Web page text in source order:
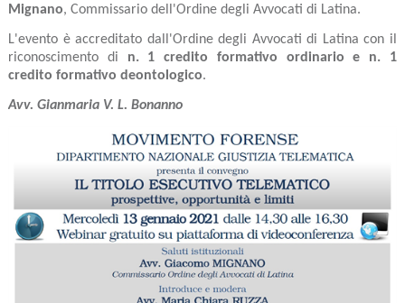
Mignano, Commissario dell'Ordine degli Avvocati di Latina.
L'evento è accreditato dall'Ordine degli Avvocati di Latina con il
riconoscimento di n. 1 credito formativo ordinario e n. 1
credito formativo deontologico.
Avv. Gianmaria V. L. Bonanno